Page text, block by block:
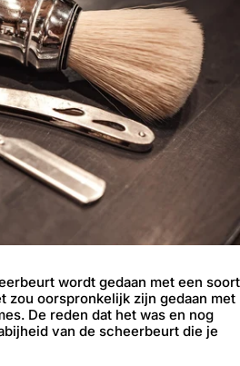
wordt gedaan met een soort
zou oorspronkelijk zijn gedaan met
De reden dat het was en nog
van de scheerbeurt die je